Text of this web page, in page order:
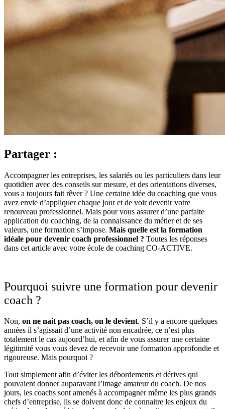
Partager :
Accompagner les entreprises, les salariés ou les particuliers dans leur
quotidien avec des conseils sur mesure, et des orientations diverses,
vous a toujours fait rêver ? Une certaine idée du coaching que vous
avez envie d’appliquer chaque jour et de voir devenir votre
renouveau professionnel. Mais pour vous assurer d’une parfaite
application du coaching, de la connaissance du métier et de ses
valeurs, une formation s’impose. Mais quelle est la formation
idéale pour devenir coach professionnel ? Toutes les réponses
dans cet article avec votre école de coaching CO-ACTIVE.
Pourquoi suivre une formation pour devenir
coach ?
Non, on ne nait pas coach, on le devient. S’il y a encore quelques
années il s’agissait d’une activité non encadrée, ce n’est plus
totalement le cas aujourd’hui, et afin de vous assurer une certaine
légitimité vous vous devez de recevoir une formation approfondie et
rigoureuse. Mais pourquoi ?
Tout simplement afin d’éviter les débordements et dérives qui
pouvaient donner auparavant l’image amateur du coach. De nos
jours, les coachs sont amenés à accompagner même les plus grands
chefs d’entreprise, ils se doivent donc de connaitre les enjeux du